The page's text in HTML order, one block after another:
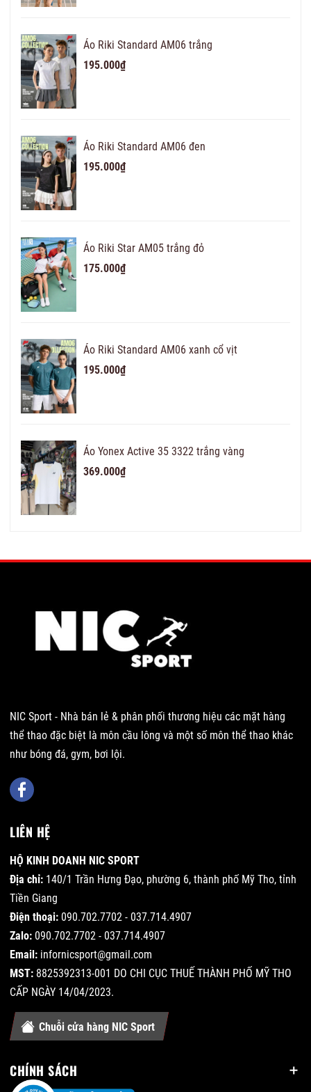
Áo Riki Standard AM06 trắng
195.000₫
Áo Riki Standard AM06 đen
195.000₫
Áo Riki Star AM05 trắng đỏ
175.000₫
Áo Riki Standard AM06 xanh cổ vịt
195.000₫
Áo Yonex Active 35 3322 trắng vàng
369.000₫
NIC Sport - Nhà bán lẻ & phân phối thương hiệu các mặt hàng
thể thao đặc biệt là môn cầu lông và một số môn thể thao khác
như bóng đá, gym, bơi lội.
LIÊN HỆ
HỘ KINH DOANH NIC SPORT
Địa chỉ: 140/1 Trần Hưng Đạo, phường 6, thành phố Mỹ Tho, tỉnh
Tiền Giang
Điện thoại: 090.702.7702 - 037.714.4907
Zalo: 090.702.7702 - 037.714.4907
Email: infornicsport@gmail.com
MST: 8825392313-001 DO CHI CỤC THUẾ THÀNH PHỐ MỸ THO
CẤP NGÀY 14/04/2023.
Chuỗi cửa hàng NIC Sport
CHÍNH SÁCH